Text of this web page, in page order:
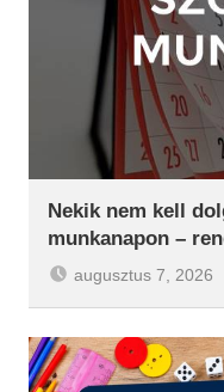
Nekik nem kell
munkanapon –
augusztus 7, 2026